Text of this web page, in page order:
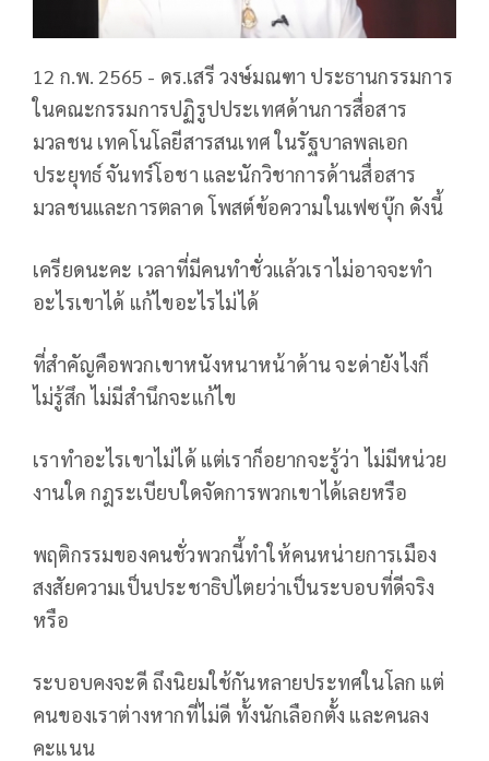
12 ก.พ. 2565 - ดร.เสรี วงษ์มณฑา ประธานกรรมการ
ในคณะกรรมการปฏิรูปประเทศด้านการสื่อสาร
มวลชน เทคโนโลยีสารสนเทศ ในรัฐบาลพลเอก
ประยุทธ์ จันทร์โอชา และนักวิชาการด้านสื่อสาร
มวลชนและการตลาด โพสต์ข้อความในเฟซบุ๊ก ดังนี้
เครียดนะคะ เวลาที่มีคนทำชั่วแล้วเราไม่อาจจะทำ
อะไรเขาได้ แก้ไขอะไรไม่ได้
ที่สำคัญคือพวกเขาหนังหนาหน้าด้าน จะด่ายังไงก็
ไม่รู้สึก ไม่มีสำนึกจะแก้ไข
เราทำอะไรเขาไม่ได้ แต่เราก็อยากจะรู้ว่า ไม่มีหน่วย
งานใด กฎระเบียบใดจัดการพวกเขาได้เลยหรือ
พฤติกรรมของคนชั่วพวกนี้ทำให้คนหน่ายการเมือง
สงสัยความเป็นประชาธิปไตยว่าเป็นระบอบที่ดีจริง
หรือ
ระบอบคงจะดี ถึงนิยมใช้กันหลายประทศในโลก แต่
คนของเราต่างหากที่ไม่ดี ทั้งนักเลือกตั้ง และคนลง
คะแนน